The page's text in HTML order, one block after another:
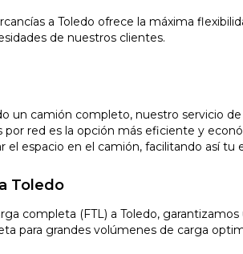
a Toledo ofrece la máxima
de nuestros clientes.
un camión completo, nuestro servicio
por red es la opción más eficiente y
espacio en el camión, facilitando así tu
Toledo
completa (FTL) a Toledo,
para grandes volúmenes de carga